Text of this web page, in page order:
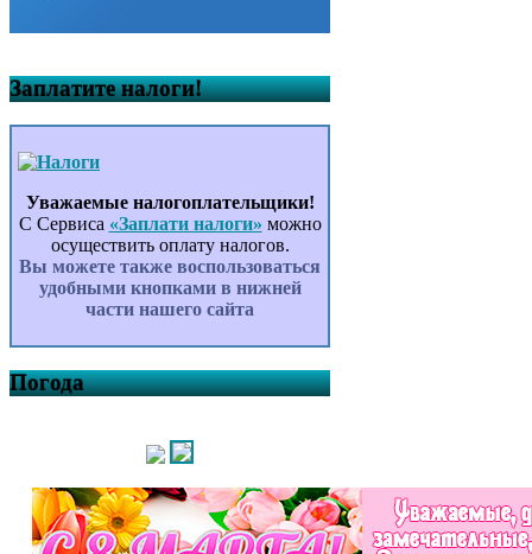
Заплатите налоги!
Уважаемые налогоплательщики!
С Сервиса «Заплати налоги» можно
осуществить оплату налогов.
Вы можете также воспользоваться
удобными кнопками в нижней
части нашего сайта
Погода